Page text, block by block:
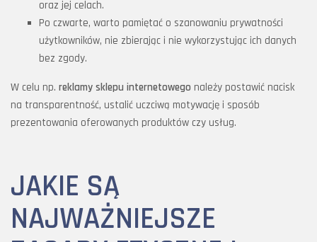
oraz jej celach.
Po czwarte, warto pamiętać o szanowaniu prywatności
użytkowników, nie zbierając i nie wykorzystując ich danych
bez zgody.
W celu np. reklamy sklepu internetowego należy postawić nacisk
na transparentność, ustalić uczciwą motywację i sposób
prezentowania oferowanych produktów czy usług.
JAKIE SĄ
NAJWAŻNIEJSZE